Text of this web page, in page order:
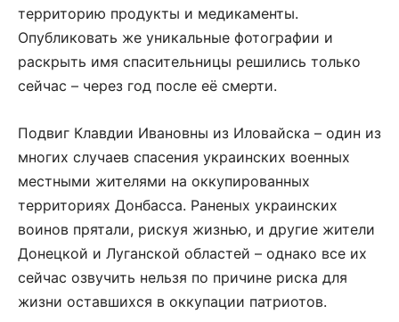
территорию продукты и медикаменты.
Опубликовать же уникальные фотографии и
раскрыть имя спасительницы решились только
сейчас – через год после её смерти.
Подвиг Клавдии Ивановны из Иловайска – один из
многих случаев спасения украинских военных
местными жителями на оккупированных
территориях Донбасса. Раненых украинских
воинов прятали, рискуя жизнью, и другие жители
Донецкой и Луганской областей – однако все их
сейчас озвучить нельзя по причине риска для
жизни оставшихся в оккупации патриотов.